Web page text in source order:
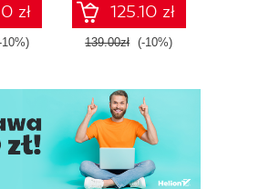
zł
10%)
125.10 zł
139.00zł (-10%)